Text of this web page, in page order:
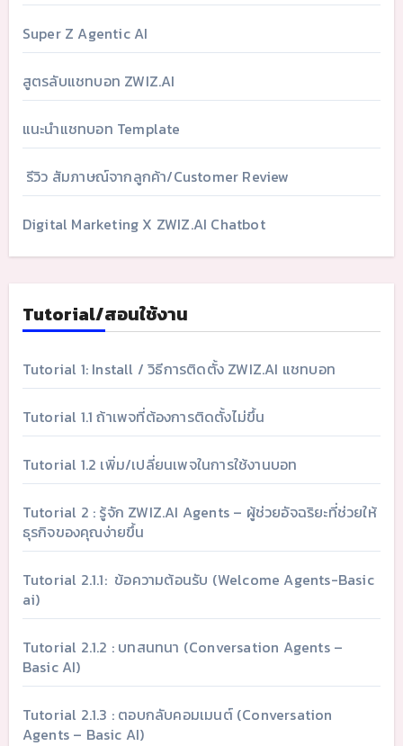
Super Z Agentic AI
สูตรลับแชทบอท ZWIZ.AI
แนะนำแชทบอท Template
รีวิว สัมภาษณ์จากลูกค้า/Customer Review
Digital Marketing X ZWIZ.AI Chatbot
Tutorial/สอนใช้งาน
Tutorial 1: Install / วิธีการติดตั้ง ZWIZ.AI แชทบอท
Tutorial 1.1 ถ้าเพจที่ต้องการติดตั้งไม่ขึ้น
Tutorial 1.2 เพิ่ม/เปลี่ยนเพจในการใช้งานบอท
Tutorial 2 : รู้จัก ZWIZ.AI Agents – ผู้ช่วยอัจฉริยะที่ช่วยให้
ธุรกิจของคุณง่ายขึ้น
Tutorial 2.1.1: ข้อความต้อนรับ (Welcome Agents-Basic
ai)
Tutorial 2.1.2 : บทสนทนา (Conversation Agents –
Basic AI)
Tutorial 2.1.3 : ตอบกลับคอมเมนต์ (Conversation
Agents – Basic AI)